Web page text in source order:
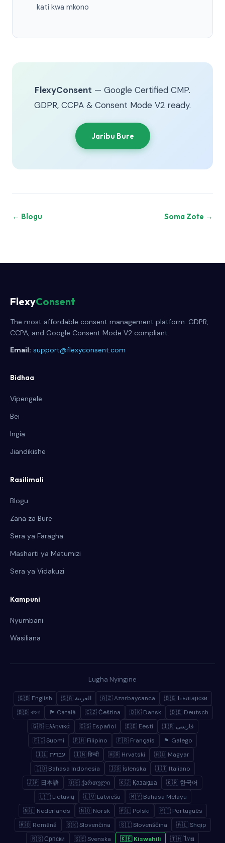
kati kwa mkono
FlexyConsent — Google Certified CMP.
GDPR, CCPA & Consent Mode V2 ready.
Jaribu Bure
← Blogu Soma Zote →
FlexyConsent
The most affordable consent management platform. GDPR,
CCPA, and Google Consent Mode V2 compliant.
Email: support@flexyconsent.com
Bidhaa
Vipengele
Bei
Ingia
Jiandikishe
Rasilimali
Blogu
Zana za Bure
Sera ya Faragha
Masharti ya Matumizi
Sera ya Vidakuzi
Kampuni
Nyumbani
Wasiliana
Lugha Nyingine
🇬🇧 English 🇸🇦 العربية 🇦🇿 Azərbaycanca
🇧🇬 Български
🇧🇩 বাংলা
🏴 Català 🇨🇿 Čeština 🇩🇰 Dansk
🇩🇪 Deutsch
🇬🇷 Ελληνικά
🇪🇸 Español 🇪🇪 Eesti
🇮🇷 فارسی
🇫🇮 Suomi
🇵🇭 Filipino 🇫🇷 Français
🏴 Galego
🇮🇱 עברית
🇮🇳 हिन्दी 🇭🇷 Hrvatski
🇭🇺 Magyar
🇮🇩 Bahasa Indonesia
🇮🇸 Íslenska
🇮🇹 Italiano
🇯🇵 日本語
🇬🇪 ქართული 🇰🇿 Қазақша
🇰🇷 한국어
🇱🇹 Lietuvių
🇱🇻 Latviešu
🇲🇾 Bahasa Melayu
🇳🇱 Nederlands
🇳🇴 Norsk 🇵🇱 Polski
🇵🇹 Português
🇷🇴 Română
🇸🇰 Slovenčina 🇸🇮 Slovenščina
🇦🇱 Shqip
🇷🇸 Српски
🇸🇪 Svenska 🇰🇪 Kiswahili 🇹🇭 ไทย